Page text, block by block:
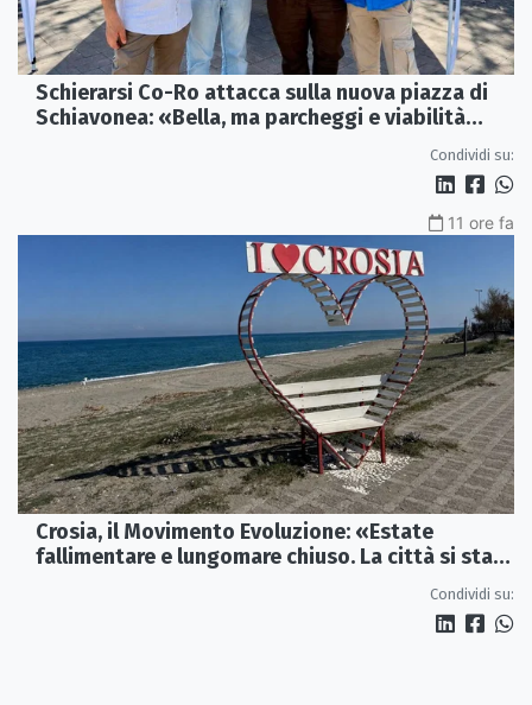
Schierarsi Co-Ro attacca sulla nuova piazza di
Schiavonea: «Bella, ma parcheggi e viabilità
Condividi su:
11 ore fa
Crosia, il Movimento Evoluzione: «Estate
fallimentare e lungomare chiuso. La città si sta
Condividi su: